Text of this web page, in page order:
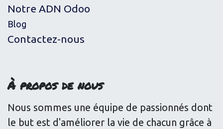
Notre ADN Odoo
Blog
Contactez-nous
À propos de nous
Nous sommes une équipe de passionnés dont
le but est d'améliorer la vie de chacun grâce à